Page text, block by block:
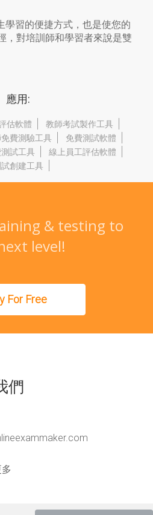
學習的便捷方式，也是使您的
，對培訓師和學習者來說是雙
應用:
估軟體
教師考試製作工具
費測驗工具
免費測試軟體
試工具
線上員工評估軟體
創建工具
& testing to
level!
For Free
們